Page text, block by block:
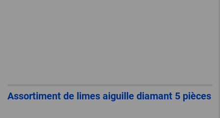
Assortiment de limes aiguille diamant 5 pièces